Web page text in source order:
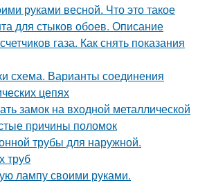
руками весной. Что это такое
для стыков обоев. Описание
газа. Как снять показания
схема. Варианты соединения
цепях
замок на входной металлической
причины поломок
трубы для наружной.
труб
лампу своими руками.